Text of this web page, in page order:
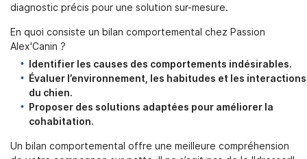
diagnostic précis pour une solution sur-mesure.
En quoi consiste un bilan comportemental chez Passion
Alex'Canin ?
Identifier les causes des comportements indésirables.
Évaluer l’environnement, les habitudes et les interactions
du chien.
Proposer des solutions adaptées pour améliorer la
cohabitation.
Un bilan comportemental offre une meilleure compréhension